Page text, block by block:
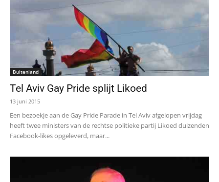
Buitenland
Tel Aviv Gay Pride splijt Likoed
13 juni 2015
Een bezoekje aan de Gay Pride Parade in Tel Aviv afgelopen vrijdag
heeft twee ministers van de rechtse politieke partij Likoed duizenden
Facebook-likes opgeleverd, maar...